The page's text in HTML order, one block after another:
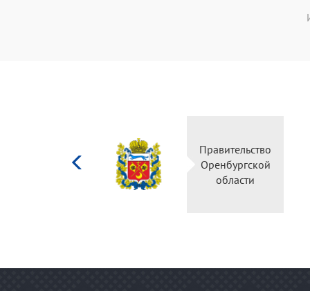
культуры
Российской
Правительство
Оренбургской
области